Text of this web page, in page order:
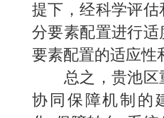
提下，经科学评
分要素配置进行
要素配置的适应性
总之，贵池区
协同保障机制的